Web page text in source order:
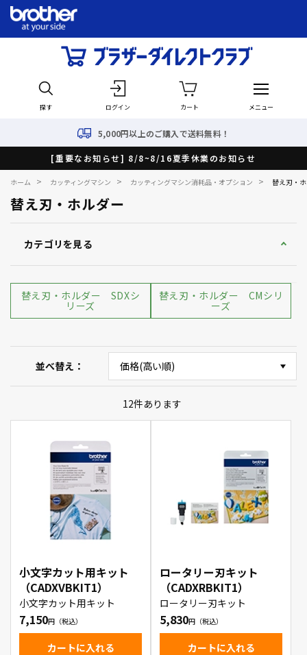
探す ログイン カート メニュー
5,000円以上のご購入で送料無料！
[重要なお知らせ] 8/8~8/16夏季休業のお知らせ
ホーム > カッティングマシン > カッティングマシン消耗品・オプション > 替え刃・
替え刃・ホルダー
カテゴリを見る
替え刃・ホルダー SDXシ
リーズ
替え刃・ホルダー CMシリ
ーズ
並べ替え
12件あります
小文字カット用キット
（CADXVBKIT1）
小文字カット用キット
7,150
カートに入れる
ロータリー刃キット
（CADXRBKIT1）
ロータリー刃キット
5,830
カートに入れる